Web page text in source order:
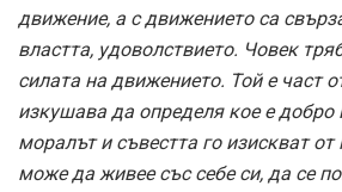
движение, а с движението са
властта, удоволствието. Човек
силата на движението. Той е част
изкушава да определя кое е добро
моралът и съвестта го изискват от
може да живее със себе си, да се